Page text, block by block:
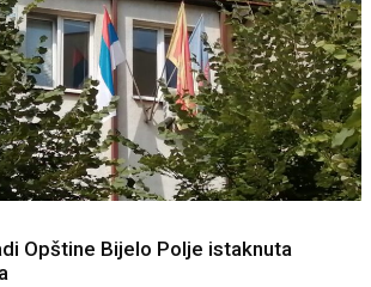
Opštine Bijelo Polje istaknuta